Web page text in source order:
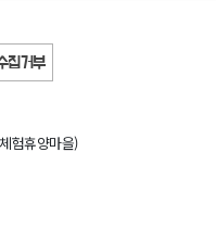
집거부
험휴양마을)